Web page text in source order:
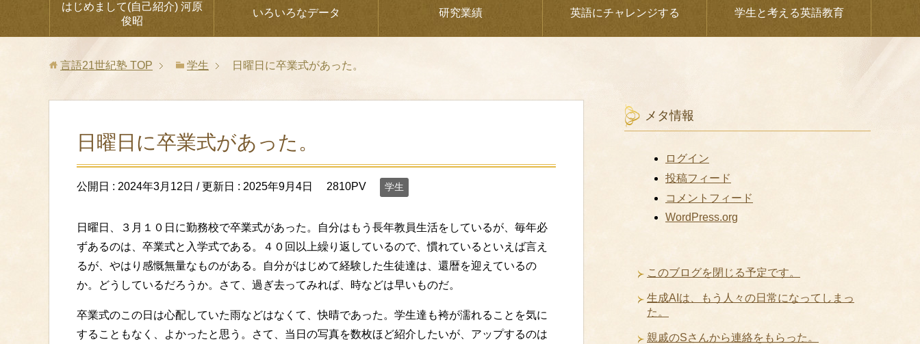
はじめまして(自己紹介) 河原
俊昭
いろいろなデータ 研究業績 英語にチャレンジする 学生と考える英語教育
言語21世紀塾 TOP 学生 日曜日に卒業式があった。
日曜日に卒業式があった。
公開日 : 2024年3月12日 / 更新日 : 2025年9月4日 2810PV 学生
日曜日、３月１０日に勤務校で卒業式があった。自分はもう長年教員生活をしているが、毎年必
ずあるのは、卒業式と入学式である。４０回以上繰り返しているので、慣れているといえば言え
るが、やはり感慨無量なものがある。自分がはじめて経験した生徒達は、還暦を迎えているの
か。どうしているだろうか。さて、過ぎ去ってみれば、時などは早いものだ。
卒業式のこの日は心配していた雨などはなくて、快晴であった。学生達も袴が濡れることを気に
することもなく、よかったと思う。さて、当日の写真を数枚ほど紹介したいが、アップするのは
メタ情報
ログイン
投稿フィード
コメントフィード
WordPress.org
このブログを閉じる予定です。
生成AIは、もう人々の日常になってしまっ
た。
親戚のSさんから連絡をもらった。